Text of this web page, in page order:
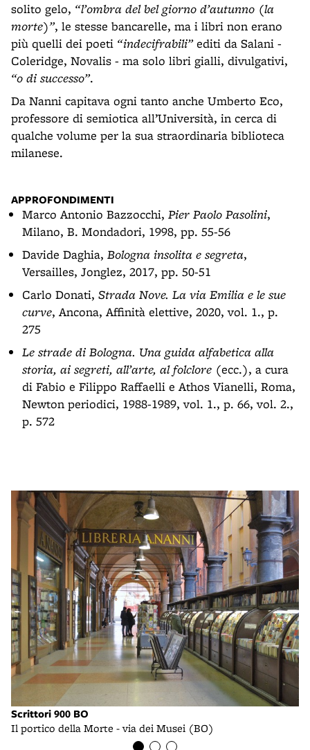
solito gelo, “l’ombra del bel giorno d’autunno (la
morte)”, le stesse bancarelle, ma i libri non erano
più quelli dei poeti “indecifrabili”editi da Salani -
Coleridge, Novalis - ma solo libri gialli, divulgativi,
“o di successo”.
Da Nanni capitava ogni tanto anche Umberto Eco,
professore di semiotica all’Università, in cerca di
qualche volume per la sua straordinaria biblioteca
milanese.
APPROFONDIMENTI
Marco Antonio Bazzocchi, Pier Paolo Pasolini,
Milano, B. Mondadori, 1998, pp. 55-56
Davide Daghia, Bologna insolita e segreta,
Versailles, Jonglez, 2017, pp. 50-51
Carlo Donati, Strada Nove. La via Emilia e le sue
curve, Ancona, Affinità elettive, 2020, vol. 1., p.
275
Le strade di Bologna. Una guida alfabetica alla
storia, ai segreti, all’arte, al folclore (ecc.), a cura
di Fabio e Filippo Raffaelli e Athos Vianelli, Roma,
Newton periodici, 1988-1989, vol. 1., p. 66, vol. 2.,
p. 572
Scrittori 900 BO
Il portico della Morte - via dei Musei (BO)